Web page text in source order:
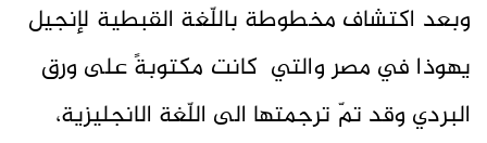
وبعد اكتشاف مخطوطة باللّغة القبطية لإنجيل
يهوذا في مصر والتي كانت مكتوبةً على ورق
البردي وقد تمّ ترجمتها الى اللّغة الانجليزية،